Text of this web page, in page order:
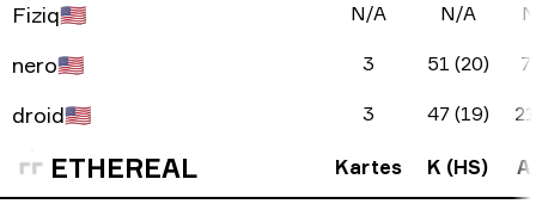
Fiziq🇺🇸 N/A N/A
nero🇺🇸 3 51 (20) 7
droid🇺🇸 3 47 (19)
ETHEREAL Kartes K (HS) A